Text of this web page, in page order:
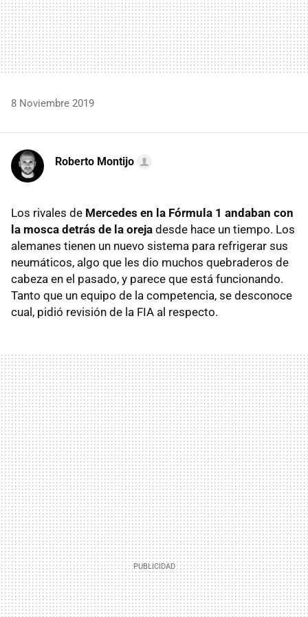
8 Noviembre 2019
Roberto Montijo
Los rivales de Mercedes en la Fórmula 1 andaban con
la mosca detrás de la oreja desde hace un tiempo. Los
alemanes tienen un nuevo sistema para refrigerar sus
neumáticos, algo que les dio muchos quebraderos de
cabeza en el pasado, y parece que está funcionando.
Tanto que un equipo de la competencia, se desconoce
cual, pidió revisión de la FIA al respecto.